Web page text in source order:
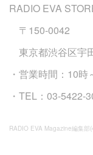
RADIO EVA
〒150-0042
東京都渋谷区宇
・営業時間：10時
・TEL：03-5422-
RADIO EVA Magazine編集部(